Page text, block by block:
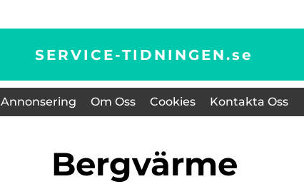
SERVICE-TIDNINGEN.se
Annonsering Om Oss Cookies Kontakta Oss
Bergvärme